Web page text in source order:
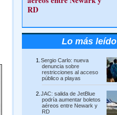
RD
Lo más leído
Sergio Carlo: nueva
denuncia sobre
restricciones al acceso
público a playas
JAC: salida de JetBlue
podría aumentar boletos
aéreos entre Newark y
RD